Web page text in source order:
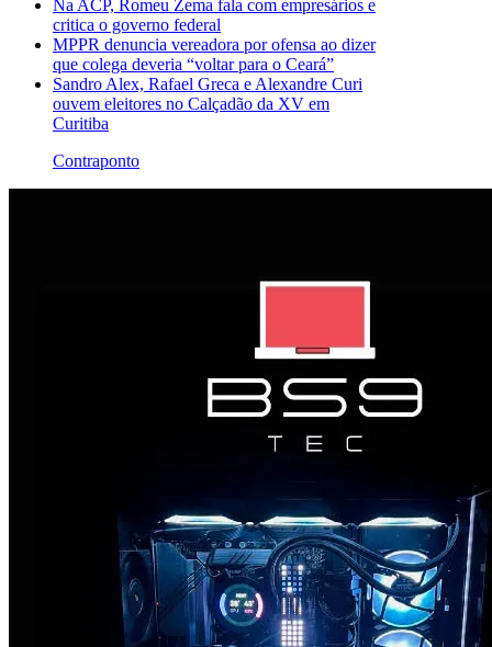
Na ACP, Romeu Zema fala com empresários e
critica o governo federal
MPPR denuncia vereadora por ofensa ao dizer
que colega deveria “voltar para o Ceará”
Sandro Alex, Rafael Greca e Alexandre Curi
ouvem eleitores no Calçadão da XV em
Curitiba
Contraponto